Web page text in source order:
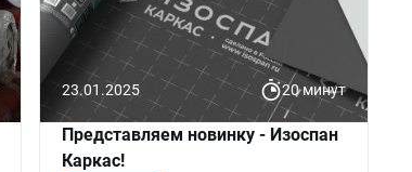
23.01.2025
Представляем новинку - Изоспан
Каркас!
20 минут